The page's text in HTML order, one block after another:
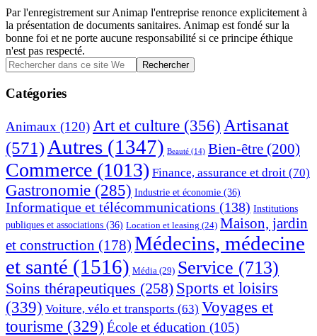
Par l'enregistrement sur Animap l'entreprise renonce explicitement à
la présentation de documents sanitaires. Animap est fondé sur la
bonne foi et ne porte aucune responsabilité si ce principe éthique
n'est pas respecté.
Barre
latérale
principale
Rechercher
dans
ce
site
Catégories
Animaux (120) Art et culture (356) Artisanat
(571) Autres (1347) Beauté (14) Bien-être (200)
Commerce (1013) Finance, assurance et droit (70)
Gastronomie (285) Industrie et économie (36)
Informatique et télécommunications (138) Institutions
publiques et associations (36) Location et leasing (24) Maison, jardin
et construction (178) Médecins, médecine
et santé (1516) Média (29) Service (713)
Soins thérapeutiques (258) Sports et loisirs
(339) Voiture, vélo et transports (63) Voyages et
tourisme (329) École et éducation (105)